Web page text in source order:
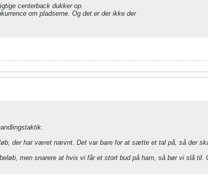
centerback dukker op.
om pladserne. Og det er der ikke der
der har været nævnt. Det var bare for at sætte et tal på, så der
men snarere at hvis vi får et stort bud på ham, så bør vi slå til.